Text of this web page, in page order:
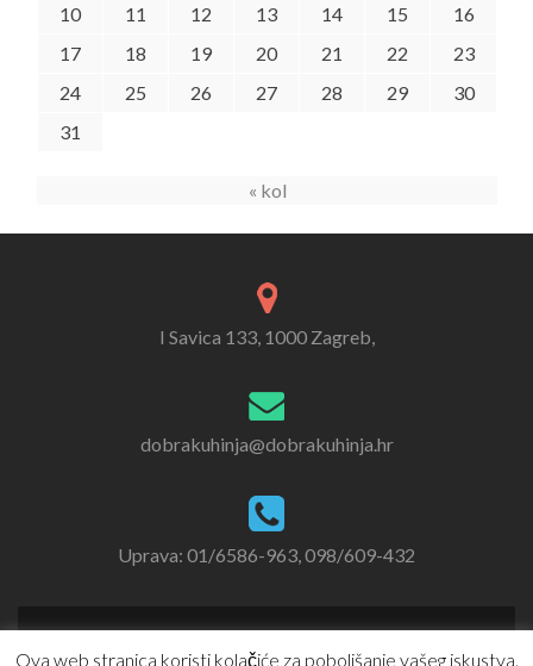
10
11 12 13 14 15
16
17
18 19 20 21 22
23
24
25 26 27 28 29
30
31
« kol
I Savica 133, 1000 Zagreb,
dobrakuhinja@dobrakuhinja.hr
Uprava: 01/6586-963, 098/609-432
Ova web stranica koristi kolačiće za poboljšanje vašeg iskustva.